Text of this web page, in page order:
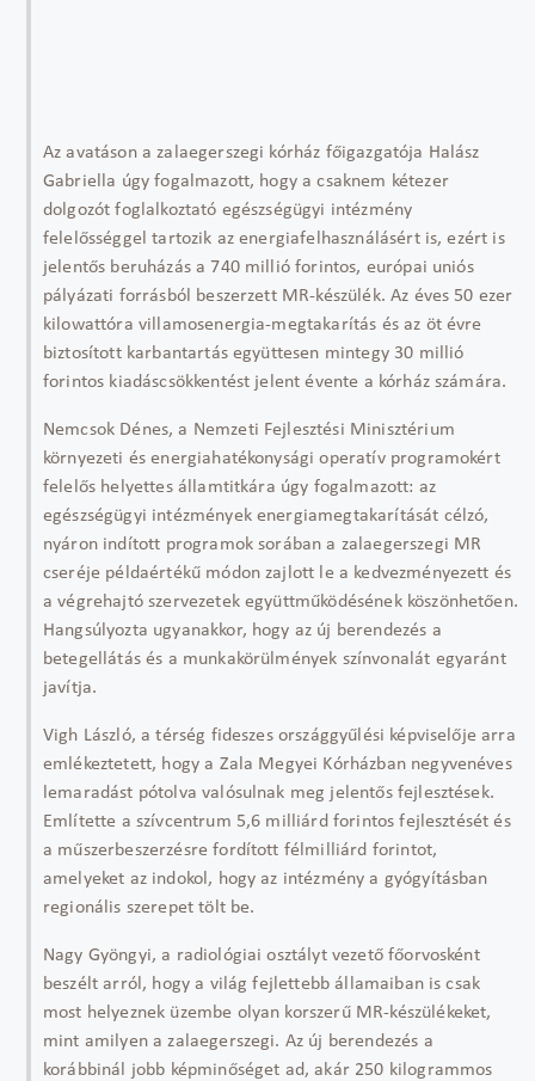
Az avatáson a zalaegerszegi kórház főigazgatója Halász
Gabriella úgy fogalmazott, hogy a csaknem kétezer
dolgozót foglalkoztató egészségügyi intézmény
felelősséggel tartozik az energiafelhasználásért is, ezért is
jelentős beruházás a 740 millió forintos, európai uniós
pályázati forrásból beszerzett MR-készülék. Az éves 50 ezer
kilowattóra villamosenergia-megtakarítás és az öt évre
biztosított karbantartás együttesen mintegy 30 millió
forintos kiadáscsökkentést jelent évente a kórház számára.
Nemcsok Dénes, a Nemzeti Fejlesztési Minisztérium
környezeti és energiahatékonysági operatív programokért
felelős helyettes államtitkára úgy fogalmazott: az
egészségügyi intézmények energiamegtakarítását célzó,
nyáron indított programok sorában a zalaegerszegi MR
cseréje példaértékű módon zajlott le a kedvezményezett és
a végrehajtó szervezetek együttműködésének köszönhetően.
Hangsúlyozta ugyanakkor, hogy az új berendezés a
betegellátás és a munkakörülmények színvonalát egyaránt
javítja.
Vigh László, a térség fideszes országgyűlési képviselője arra
emlékeztetett, hogy a Zala Megyei Kórházban negyvenéves
lemaradást pótolva valósulnak meg jelentős fejlesztések.
Említette a szívcentrum 5,6 milliárd forintos fejlesztését és
a műszerbeszerzésre fordított félmilliárd forintot,
amelyeket az indokol, hogy az intézmény a gyógyításban
regionális szerepet tölt be.
Nagy Gyöngyi, a radiológiai osztályt vezető főorvosként
beszélt arról, hogy a világ fejlettebb államaiban is csak
most helyeznek üzembe olyan korszerű MR-készülékeket,
mint amilyen a zalaegerszegi. Az új berendezés a
korábbinál jobb képminőséget ad, akár 250 kilogrammos